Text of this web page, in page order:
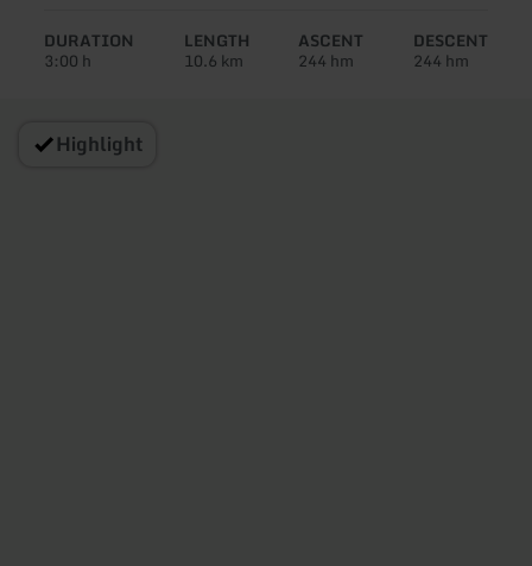
tour:
DURATION
3:00 h
LENGTH
10.6 km
ASCENT
244 hm
DESCENT
244 hm
Highlight